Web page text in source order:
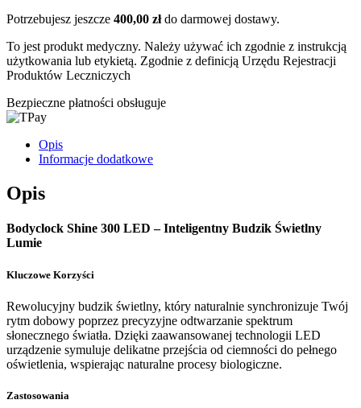
Potrzebujesz jeszcze 400,00 złdo darmowej dostawy.
To jest produkt medyczny. Należy używać ich zgodnie z instrukcją
użytkowania lub etykietą. Zgodnie z definicją Urzędu Rejestracji
Produktów Leczniczych
Bezpieczne płatności obsługuje
Opis
Informacje dodatkowe
Opis
Bodyclock Shine 300 LED – Inteligentny Budzik Świetlny
Lumie
Kluczowe Korzyści
Rewolucyjny budzik świetlny, który naturalnie synchronizuje Twój
rytm dobowy poprzez precyzyjne odtwarzanie spektrum
słonecznego światła. Dzięki zaawansowanej technologii LED
urządzenie symuluje delikatne przejścia od ciemności do pełnego
oświetlenia, wspierając naturalne procesy biologiczne.
Zastosowania